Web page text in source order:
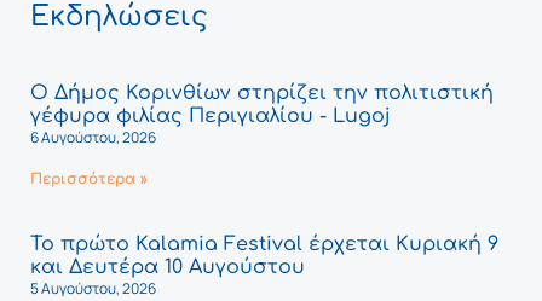
Εκδηλώσεις
Ο Δήμος Κορινθίων στηρίζει την πολιτιστική
γέφυρα φιλίας Περιγιαλίου - Lugoj
6 Αυγούστου, 2026
Περισσότερα »
Το πρώτο Kalamia Festival έρχεται Κυριακή 9
και Δευτέρα 10 Αυγούστου
5 Αυγούστου, 2026